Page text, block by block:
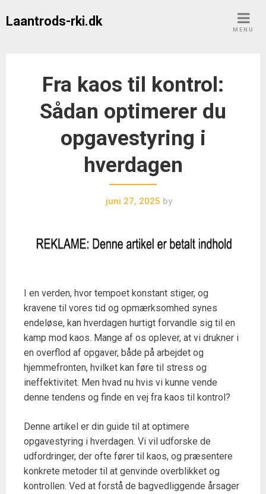
Laantrods-rki.dk
MENU
Fra kaos til kontrol:
Sådan optimerer du
opgavestyring i
hverdagen
juni 27, 2025 by
I en verden, hvor tempoet konstant stiger, og
kravene til vores tid og opmærksomhed synes
endeløse, kan hverdagen hurtigt forvandle sig til en
kamp mod kaos. Mange af os oplever, at vi drukner i
en overflod af opgaver, både på arbejdet og
hjemmefronten, hvilket kan føre til stress og
ineffektivitet. Men hvad nu hvis vi kunne vende
denne tendens og finde en vej fra kaos til kontrol?
Denne artikel er din guide til at optimere
opgavestyring i hverdagen. Vi vil udforske de
udfordringer, der ofte fører til kaos, og præsentere
konkrete metoder til at genvinde overblikket og
kontrollen. Ved at forstå de bagvedliggende årsager